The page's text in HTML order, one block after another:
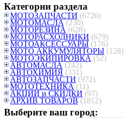
Категории раздела
МОТОЗАПЧАСТИ (6726)
МОТОМАСЛА (230)
МОТОРЕЗИНА (628)
МОТОРАСХОДНИКИ (679)
МОТОАКСЕССУАРЫ (176)
МОТО АККУМУЛЯТОРЫ (128)
МОТОЭКИПИРОВКА (52)
АВТОМАСЛА (242)
АВТОХИМИЯ (331)
АВТОЗАПЧАСТИ (972)
МОТОТЕХНИКА (11)
АКЦИИ и СКИДКИ (97)
АРХИВ ТОВАРОВ (1812)
Выберите ваш город: